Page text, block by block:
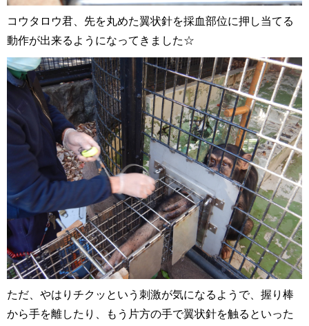
コウタロウ君、先を丸めた翼状針を採血部位に押し当てる
動作が出来るようになってきました☆
ただ、やはりチクッという刺激が気になるようで、握り棒
から手を離したり、もう片方の手で翼状針を触るといった